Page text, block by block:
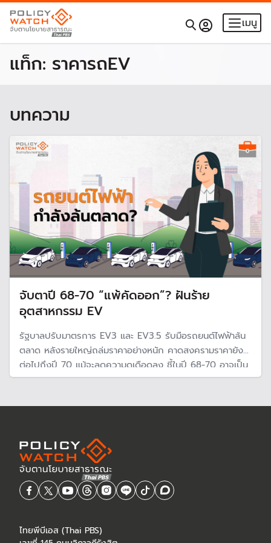
เมนู
แท็ก: ราคารถEV
บทความ
จับตาปี 68-70 “แพ้คัดออก”? ฝันร้าย
อุตสาหกรรม EV
รัฐบาลปรับมาตรการ EV3 และ EV3.5 รับมือรถยนต์ไฟฟ้าล้น
ตลาด หลังรายใหญ่ถล่มราคาอย่างหนัก คาดสงครามราคายังมี
ต่อไปถึงปี 70 แม้จะลดความดุเดือดลง ชี้ในปี 68-70 อาจเป็น
ฝันร้าย เป็นช่วง “การแข่งขันแบบคัดออก” ของอุตสาหกรรมอี
ไทยพีบีเอส (Thai PBS)